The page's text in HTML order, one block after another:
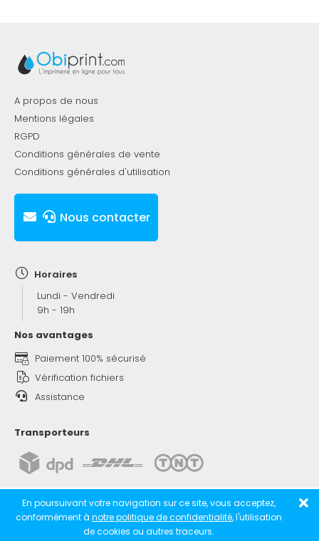
En poursuivant votre navigation sur ce site, vous acceptez,
conformément à notre politique de confidentialité, l'utilisation
de cookies ou autres traceurs.
A propos de nous
Mentions légales
RGPD
Conditions générales de vente
Conditions générales d'utilisation
Nous contacter
Horaires
Lundi - Vendredi
9h - 19h
Nos avantages
Paiement 100% sécurisé
Vérification fichiers
Assistance
Transporteurs